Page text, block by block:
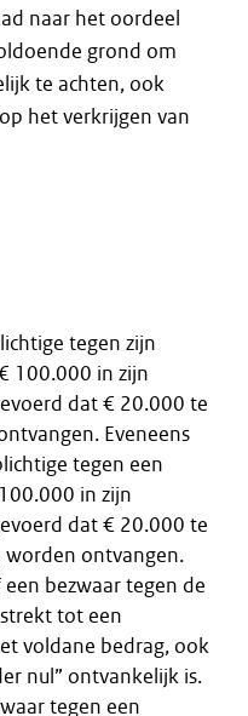
naar het oordeel
grond om
te achten, ook
het verkrijgen van
tegen zijn
100.000 in zijn
dat € 20.000 te
Eveneens
tegen een
in zijn
dat € 20.000 te
worden ontvangen.
bezwaar tegen de
tot een
voldane bedrag, ook
nul” ontvankelijk is.
tegen een